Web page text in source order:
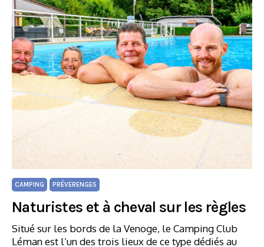
CAMPING PRÉVERENGES
Naturistes et à cheval sur les règles
Situé sur les bords de la Venoge, le Camping Club
Léman est l’un des trois lieux de ce type dédiés au